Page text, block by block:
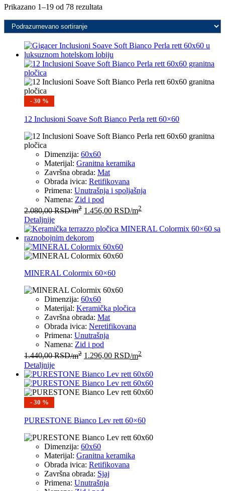
Prikazano 1–19 od 78 rezultata
- 30 %
12 Inclusioni Soave Soft Bianco Perla rett 60×60
Dimenzija: 60x60
Materijal: Granitna keramika
Završna obrada: Mat
Obrada ivica: Retifikovana
Primena: Unutrašnja i spoljašnja
Namena: Zid i pod
2.080,00RSD/m2 1.456,00 RSD/m2
Detaljnije
MINERAL Colormix 60×60
Dimenzija: 60x60
Materijal: Keramička pločica
Završna obrada: Mat
Obrada ivica: Neretifikovana
Primena: Unutrašnja
Namena: Zid i pod
1.440,00RSD/m2 1.296,00 RSD/m2
Detaljnije
- 30 %
PURESTONE Bianco Lev rett 60×60
Dimenzija: 60x60
Materijal: Granitna keramika
Obrada ivica: Retifikovana
Završna obrada: Sjaj
Primena: Unutrašnja